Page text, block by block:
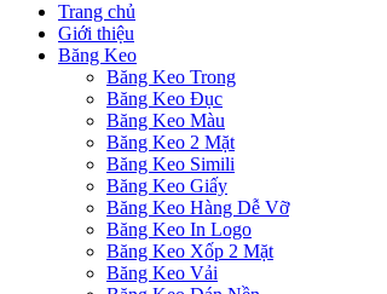
Trang chủ
Giới thiệu
Băng Keo
Băng Keo Trong
Băng Keo Đục
Băng Keo Màu
Băng Keo 2 Mặt
Băng Keo Simili
Băng Keo Giấy
Băng Keo Hàng Dễ Vỡ
Băng Keo In Logo
Băng Keo Xốp 2 Mặt
Băng Keo Vải